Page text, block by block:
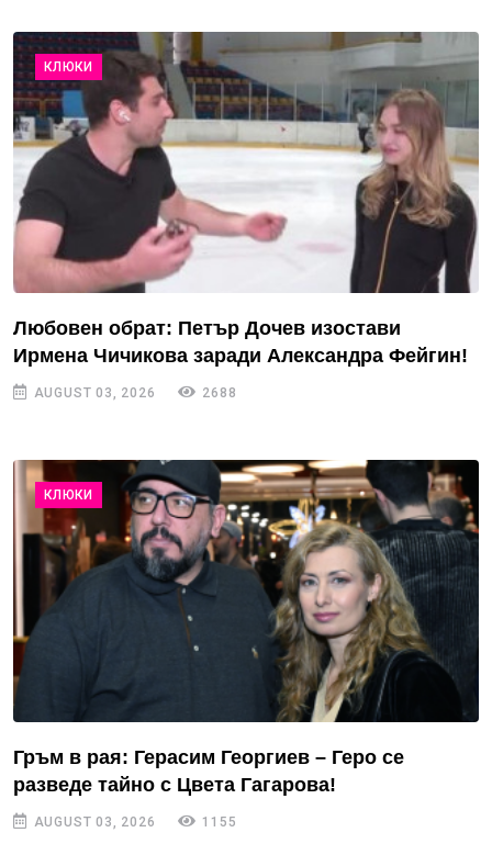
КЛЮКИ
Любовен обрат: Петър Дочев изостави
Ирмена Чичикова заради Александра Фейгин!
AUGUST 03, 2026 2688
КЛЮКИ
Гръм в рая: Герасим Георгиев – Геро се
разведе тайно с Цвета Гагарова!
AUGUST 03, 2026 1155